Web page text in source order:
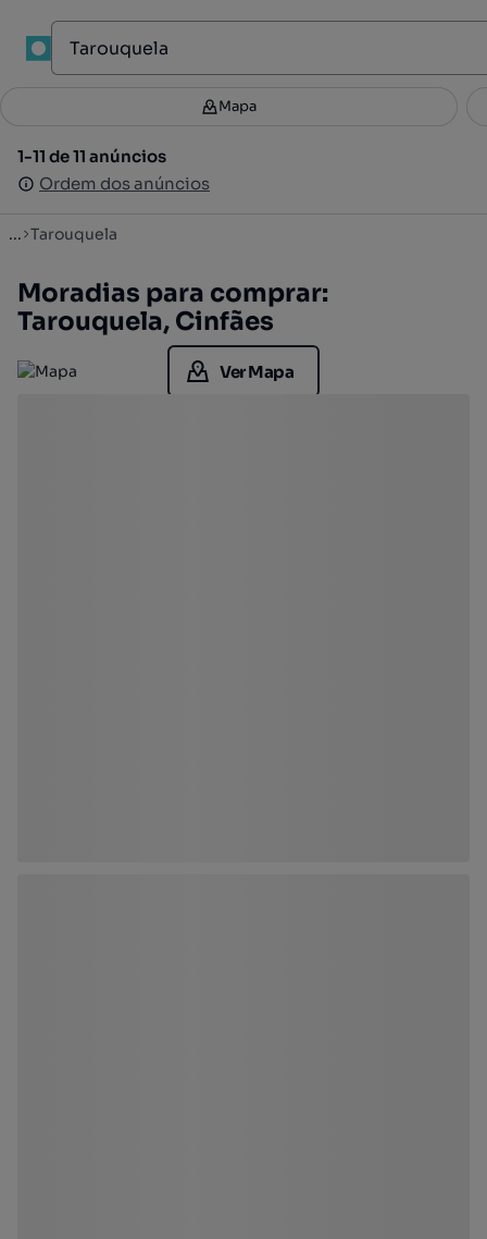
Filtros 2
1-11 de 11 anúncios
Ordem dos anúncios
Mapa
1-11 de 11 anúncios
Ordem dos anúncios
... Tarouquela
Moradias para comprar:
Tarouquela, Cinfães
Ver Mapa